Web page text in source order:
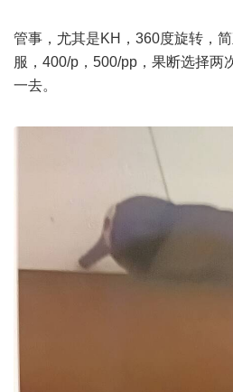
管事，尤其是KH，360度旋转，
服，400/p，500/pp，果断选择两
一去。